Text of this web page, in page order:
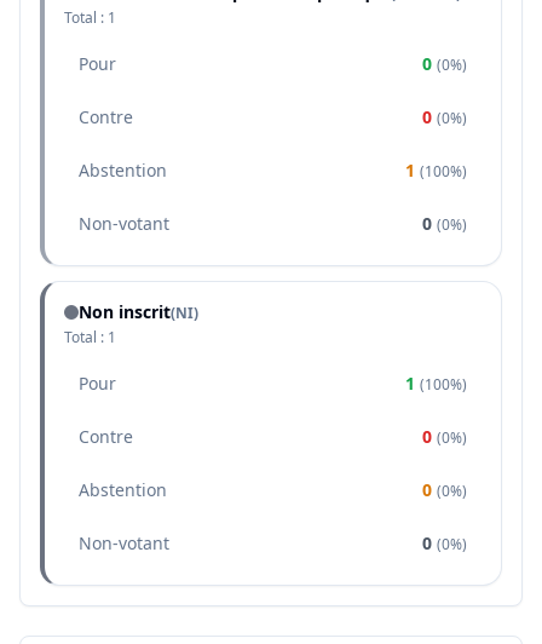
Total : 1
Pour 0 (0%)
Contre 0 (0%)
Abstention 1 (100%)
Non-votant 0 (0%)
Non inscrit(NI)
Total : 1
Pour 1 (100%)
Contre 0 (0%)
Abstention 0 (0%)
Non-votant 0 (0%)